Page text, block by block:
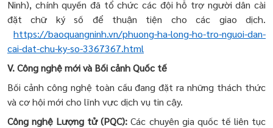
Ninh), chính quyền đã tổ chức các đội hỗ trợ người dân cài
đặt chữ ký số để thuận tiện cho các giao dịch.
https://baoquangninh.vn/phuong-ha-long-ho-tro-nguoi-dan-
cai-dat-chu-ky-so-3367367.html
V. Công nghệ mới và Bối cảnh Quốc tế
Bối cảnh công nghệ toàn cầu đang đặt ra những thách thức
và cơ hội mới cho lĩnh vực dịch vụ tin cậy.
Công nghệ Lượng tử (PQC): Các chuyên gia quốc tế liên tục